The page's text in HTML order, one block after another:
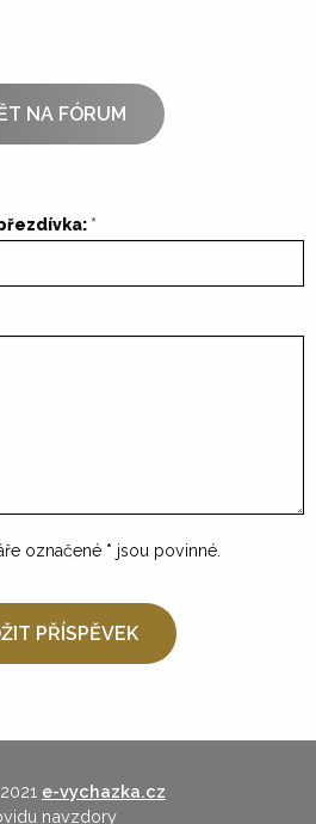
NA FÓRUM
označené * jsou povinné.
e-vychazka.cz
navzdory